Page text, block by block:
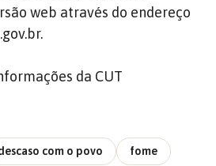
web através do endereço
da CUT
com o povo fome